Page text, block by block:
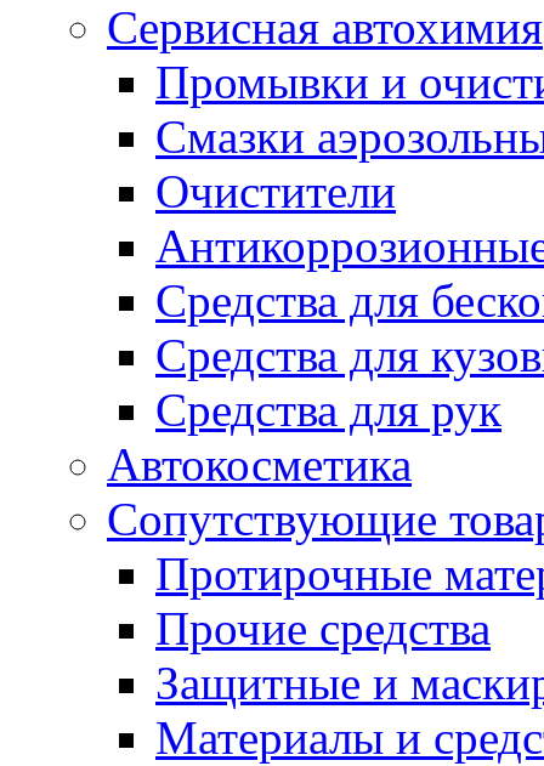
Сервисная автохимия
Промывки и
Смазки
Очистители
Средства для
Средства для
Средства для рук
Автокосметика
Сопутствующие
Протирочные
Прочие средства
Защитные и
Материалы и